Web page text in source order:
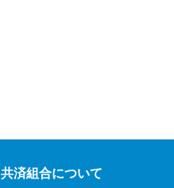
共済組合について